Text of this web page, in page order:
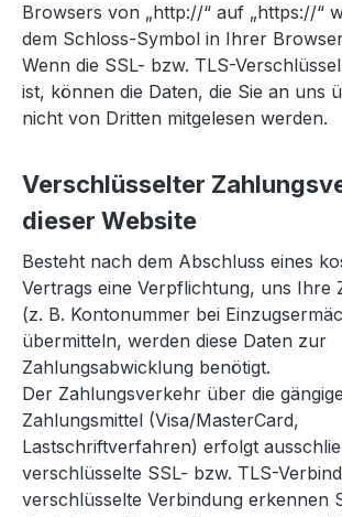
Browsers von „http://“ auf „https://“
dem Schloss-Symbol in Ihrer
Wenn die SSL- bzw. TLS-
ist, können die Daten, die Sie an uns
nicht von Dritten mitgelesen werden.
Verschlüsselter
dieser Website
Besteht nach dem Abschluss eines
Vertrags eine Verpflichtung, uns Ihre
(z. B. Kontonummer bei
übermitteln, werden diese Daten zur
Zahlungsabwicklung benötigt.
Der Zahlungsverkehr über die
Zahlungsmittel (Visa/MasterCard,
Lastschriftverfahren) erfolgt
verschlüsselte SSL- bzw. TLS-
verschlüsselte Verbindung erkennen